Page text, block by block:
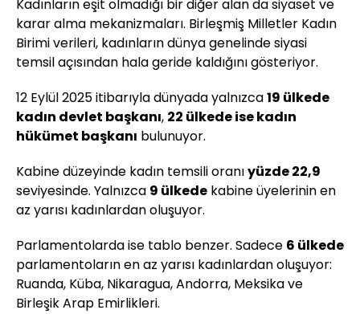
Kadınların eşit olmadığı bir diğer alan da siyaset ve
karar alma mekanizmaları. Birleşmiş Milletler Kadın
Birimi verileri, kadınların dünya genelinde siyasi
temsil açısından hala geride kaldığını gösteriyor.
12 Eylül 2025 itibarıyla dünyada yalnızca19 ülkede
kadın devlet başkanı, 22 ülkede ise kadın
hükümet başkanı bulunuyor.
Kabine düzeyinde kadın temsili oranıyüzde 22,9
seviyesinde. Yalnızca 9 ülkede kabine üyelerinin en
az yarısı kadınlardan oluşuyor.
Parlamentolarda ise tablo benzer. Sadece 6 ülkede
parlamentoların en az yarısı kadınlardan oluşuyor:
Ruanda, Küba, Nikaragua, Andorra, Meksika ve
Birleşik Arap Emirlikleri.